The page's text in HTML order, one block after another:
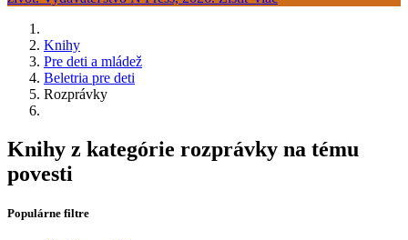
Knihy
Pre deti a mládež
Beletria pre deti
Rozprávky
Knihy z kategórie rozprávky na tému
povesti
Populárne filtre